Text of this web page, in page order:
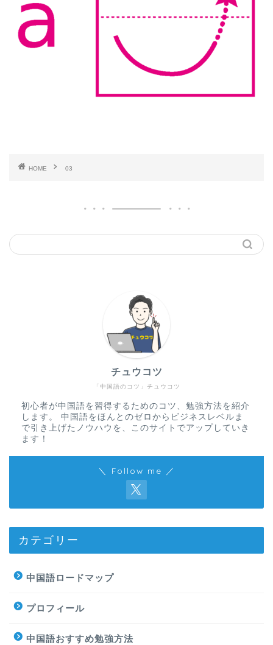
HOME 03
「中国語のコツ」チュウコツ
チュウコツ
初心者が中国語を習得するためのコツ、勉強方法を紹介
します。 中国語をほんとのゼロからビジネスレベルま
で引き上げたノウハウを、このサイトでアップしていき
ます！
＼ Follow me ／
カテゴリー
中国語ロードマップ
プロフィール
中国語おすすめ勉強方法